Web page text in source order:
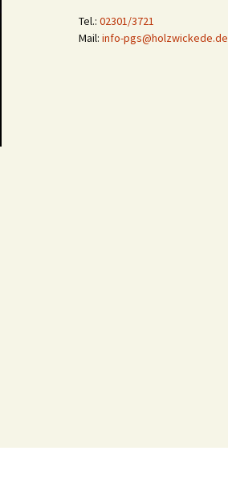
Tel.: 02301/3721
Mail: info-pgs@holzwickede.de